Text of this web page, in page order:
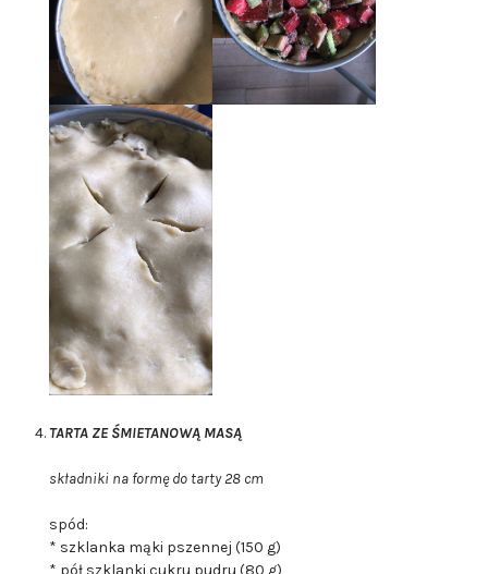
TARTA ZE ŚMIETANOWĄ MASĄ
składniki na formę do tarty 28 cm
spód:
* szklanka mąki pszennej (150 g)
* pół szklanki cukru pudru (80 g)